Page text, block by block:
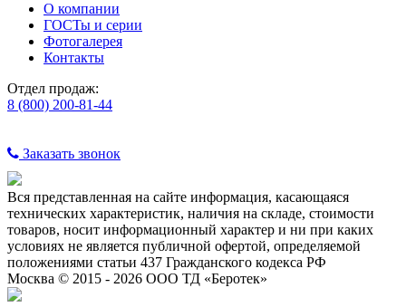
О компании
ГОСТы и серии
Фотогалерея
Контакты
Отдел продаж:
8 (800) 200-81-44
Заказать звонок
Вся представленная на сайте информация, касающаяся
технических характеристик, наличия на складе, стоимости
товаров, носит информационный характер и ни при каких
условиях не является публичной офертой, определяемой
положениями статьи 437 Гражданского кодекса РФ
Москва © 2015 - 2026 ООО ТД «Беротек»